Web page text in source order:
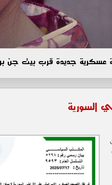
عسكرية جديدة قرب بيت
السورية